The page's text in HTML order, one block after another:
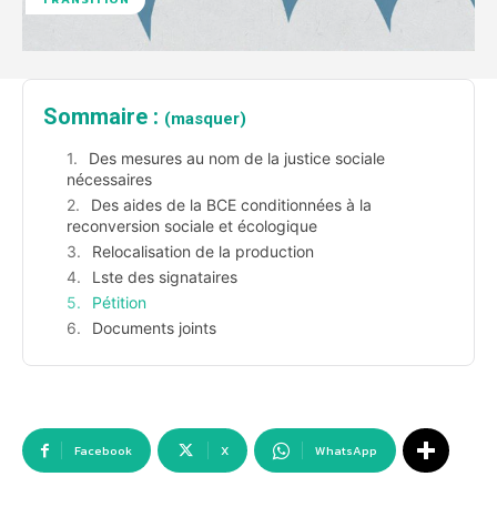
Sommaire : (masquer)
Des mesures au nom de la justice sociale
nécessaires
Des aides de la BCE conditionnées à la
reconversion sociale et écologique
Relocalisation de la production
Lste des signataires
Pétition
Documents joints
Facebook X WhatsApp